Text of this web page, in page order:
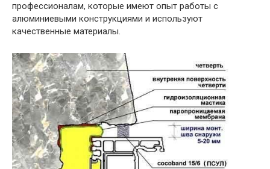
профессионалам, которые имеют опыт работы с
алюминиевыми конструкциями и используют
качественные материалы.